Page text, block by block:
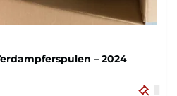
– 2024